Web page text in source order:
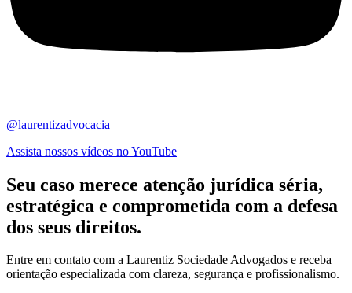
@laurentizadvocacia
Assista nossos vídeos no YouTube
Seu caso merece atenção jurídica séria,
estratégica e comprometida com a defesa
dos seus direitos.
Entre em contato com a Laurentiz Sociedade Advogados e receba
orientação especializada com clareza, segurança e profissionalismo.